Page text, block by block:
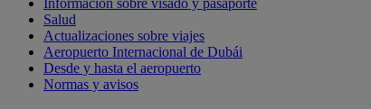
Salud
Actualizaciones sobre viajes
Aeropuerto Internacional de Dubái
Desde y hasta el aeropuerto
Normas y avisos